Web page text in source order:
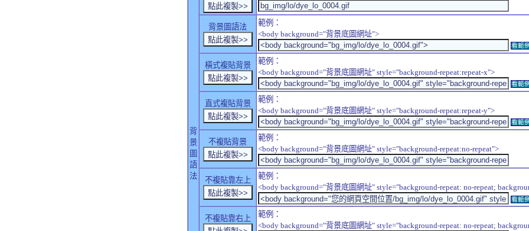
背
景
圖
語
法
背景圖語法
範例：
<body background="背景底圖網址">
看範例
橫式複貼背景
範例：
<body background="背景底圖網址" style="background-repeat:repeat-x">
看範例
直式複貼背景
範例：
<body background="背景底圖網址" style="background-repeat:repeat-y">
看範例
不複貼背景
範例：
<body background="背景底圖網址" style="background-repeat:no-repeat">
不複貼靠左上
範例：
<body background="背景底圖網址" style="background-repeat: no-repeat;
看範例
不複貼靠右上
範例：
<body background="背景底圖網址" style="background-repeat: no-repeat;